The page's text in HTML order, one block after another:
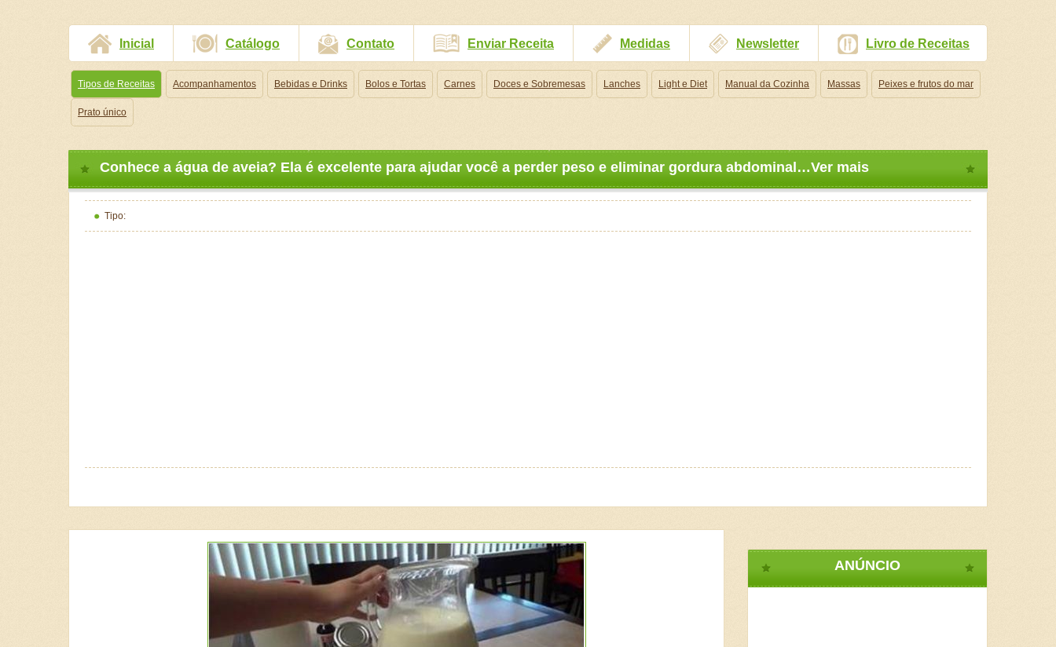
Inicial Catálogo Contato Enviar Receita Medidas Newsletter Livro de Receitas
Tipos de Receitas Acompanhamentos Bebidas e Drinks Bolos e Tortas Carnes Doces e Sobremesas Lanches Light e Diet Manual da Cozinha Massas Peixes e frutos do mar
Prato único
Conhece a água de aveia? Ela é excelente para ajudar você a perder peso e eliminar gordura abdominal…Ver mais
Tipo:
ANÚNCIO